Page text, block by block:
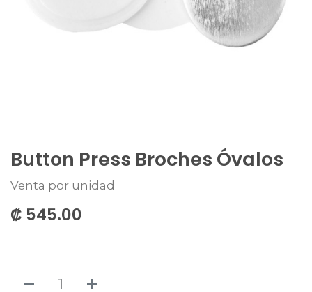
Button Press Broches Óvalos
Venta por unidad
₡ 545.00